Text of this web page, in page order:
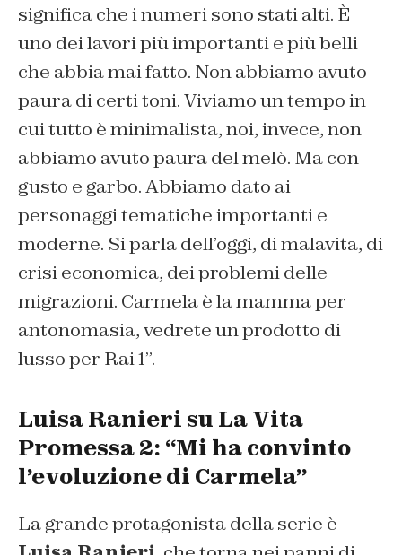
significa che i numeri sono stati alti. È
uno dei lavori più importanti e più belli
che abbia mai fatto. Non abbiamo avuto
paura di certi toni. Viviamo un tempo in
cui tutto è minimalista, noi, invece, non
abbiamo avuto paura del melò. Ma con
gusto e garbo. Abbiamo dato ai
personaggi tematiche importanti e
moderne. Si parla dell’oggi, di malavita, di
crisi economica, dei problemi delle
migrazioni. Carmela è la mamma per
antonomasia, vedrete un prodotto di
lusso per Rai 1”.
Luisa Ranieri su La Vita
Promessa 2: “Mi ha convinto
l’evoluzione di Carmela”
La grande protagonista della serie è